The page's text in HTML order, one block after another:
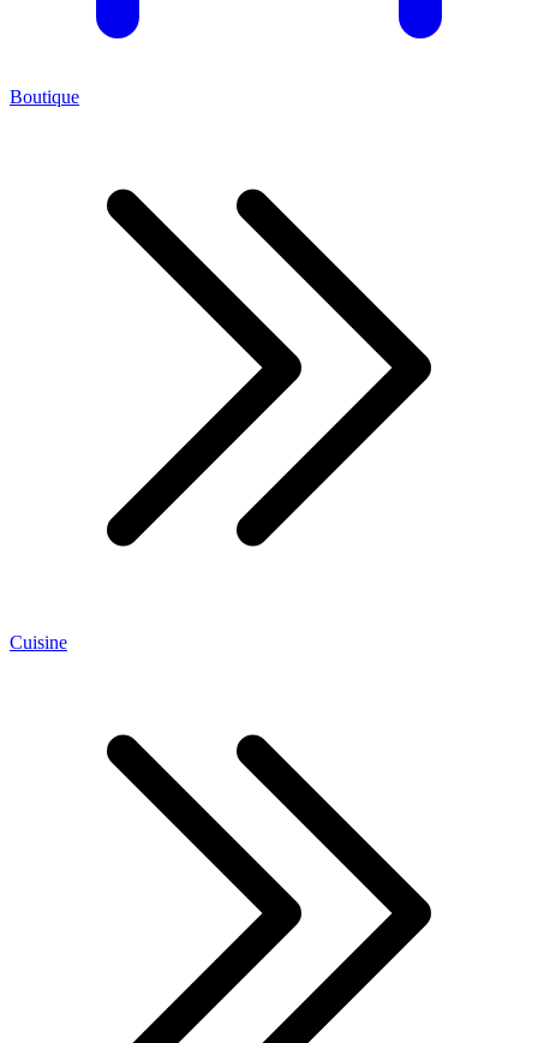
Boutique
Cuisine